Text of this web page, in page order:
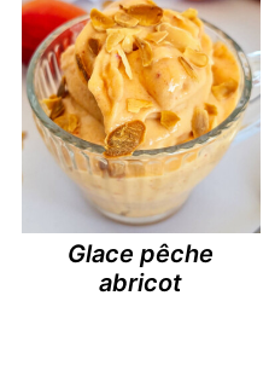
Glace pêche
abricot